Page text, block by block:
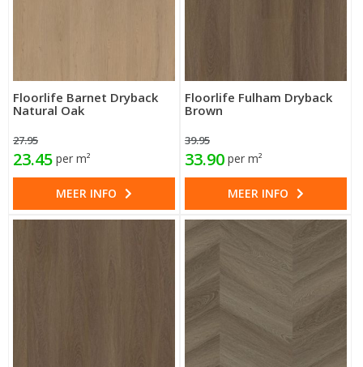
Floorlife Barnet Dryback
Natural Oak
27.95
23.45 per m²
MEER INFO
Floorlife Fulham Dryback
Brown
39.95
33.90 per m²
MEER INFO